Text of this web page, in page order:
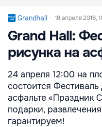
Grandhall 18 апреля 2016,
Grand Hall:
рисунка на
24 апреля 12:00 на
состоится
асфальте «Праздник
подарки,
гарантируем!